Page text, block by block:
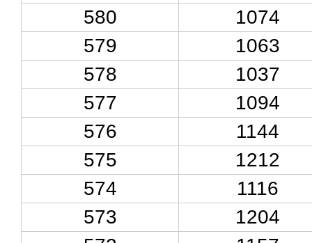
580
1074
579
1063
578
1037
577
1094
576
1144
575
1212
574
1116
573
1204